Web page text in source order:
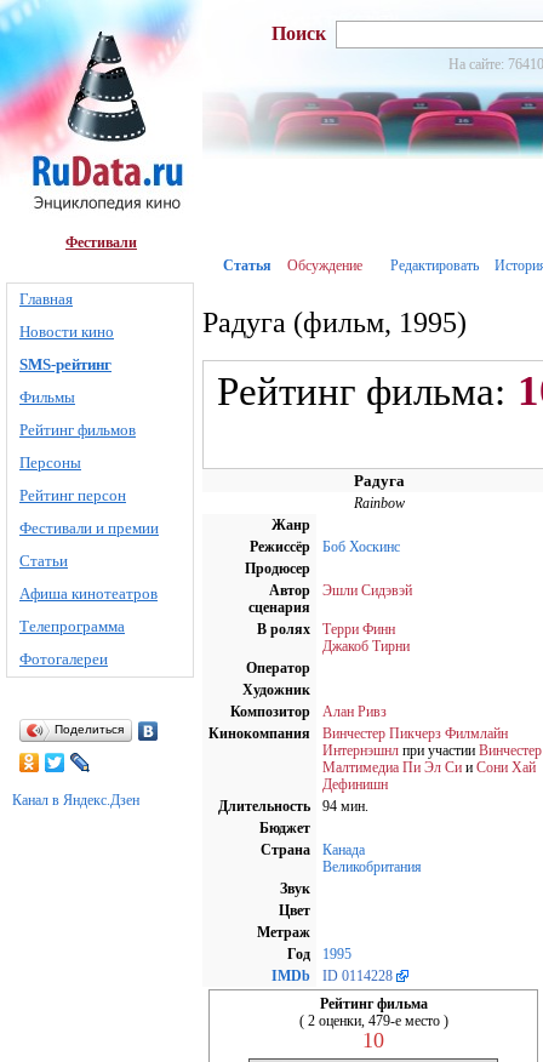
Фестивали
Главная
Новости кино
SMS-рейтинг
Фильмы
Рейтинг фильмов
Персоны
Рейтинг персон
Фестивали и премии
Статьи
Афиша кинотеатров
Телепрограмма
Фотогалереи
Поделиться
Канал в Яндекс.Дзен
Поиск
На сайте:
Статья Обсуждение Редактировать
Радуга (фильм, 1995)
Рейтинг фильма:
Радуга
Rainbow
Жанр
Режиссёр
Боб Хоскинс
Продюсер
Автор
сценария
Эшли Сидэвэй
В ролях
Терри Финн
Джакоб Тирни
Оператор
Художник
Композитор
Алан Ривз
Кинокомпания
Винчестер Пикчерз Филмлайн
Интернэшнл при участии Винчестер
Малтимедиа Пи Эл Си и Сони Хай
Дефинишн
Длительность
94 мин.
Бюджет
Страна
Канада
Великобритания
Звук
Цвет
Метраж
Год
1995
IMDb
ID 0114228
Рейтинг фильма
( 2 оценки, 479-е место )
10